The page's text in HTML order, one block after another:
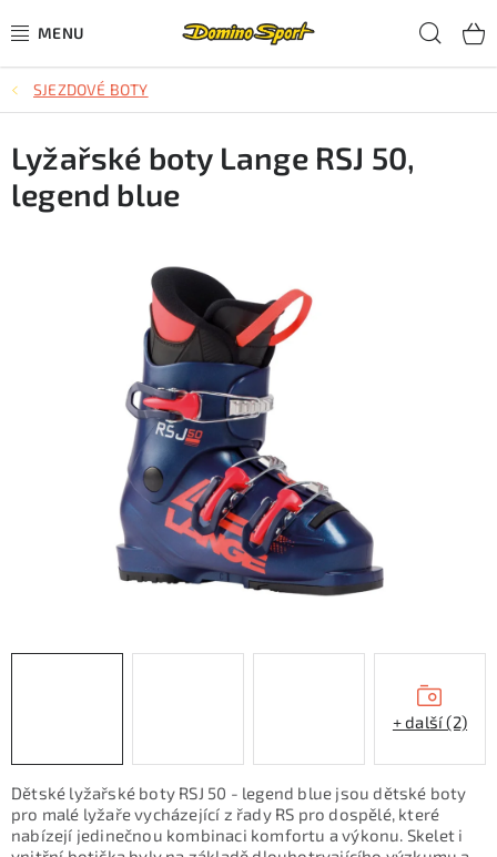
na
CYKLISTIKA
SJEZDOVÉ LYŽOVÁNÍ
SKIALPOVÉ LYŽOVÁNÍ
CYKLO Servis
SJEZDOVÉ BOTY
Dětské lyžařské boty RSJ 50 - legend blue jsou dětské boty
pro malé lyžaře vycházející z řady RS pro dospělé, které
nabízejí jedinečnou kombinaci komfortu a výkonu. Skelet i
Lyžařské boty Lange RSJ 50,
legend blue
+ další (2)